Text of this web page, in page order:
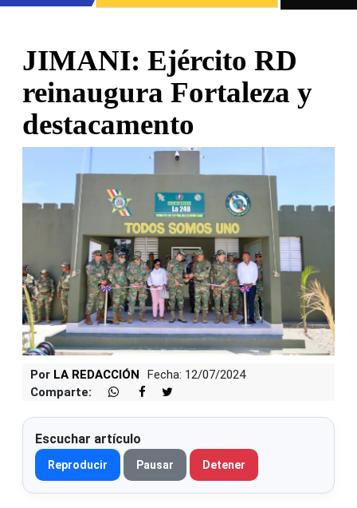
JIMANI: Ejército RD
reinaugura Fortaleza y
destacamento
Por LA REDACCIÓN
Fecha: 12/07/2024
Comparte:
Escuchar artículo
Reproducir Pausar Detener